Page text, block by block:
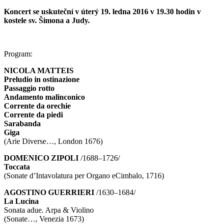
Koncert se uskuteční v úterý 19. ledna 2016 v 19.30 hodin v
kostele sv. Šimona a Judy.
Program:
NICOLA MATTEIS
Preludio in ostinazione
Passaggio rotto
Andamento malinconico
Corrente da orechie
Corrente da piedi
Sarabanda
Giga
(Arie Diverse…, London 1676)
DOMENICO ZIPOLI /1688–1726/
Toccata
(Sonate d’Intavolatura per Organo eCimbalo, 1716)
AGOSTINO GUERRIERI /1630–1684/
La Lucina
Sonata adue. Arpa & Violino
(Sonate…, Venezia 1673)